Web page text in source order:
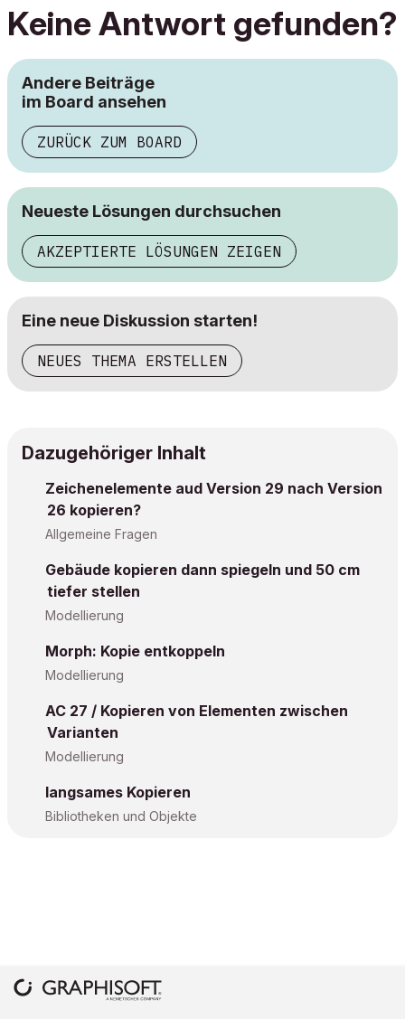
Keine Antwort gefunden?
Andere Beiträge
im Board ansehen
ZURÜCK ZUM BOARD
Neueste Lösungen durchsuchen
AKZEPTIERTE LÖSUNGEN ZEIGEN
Eine neue Diskussion starten!
NEUES THEMA ERSTELLEN
Dazugehöriger Inhalt
Zeichenelemente aud Version 29 nach Version
26 kopieren?
Allgemeine Fragen
Gebäude kopieren dann spiegeln und 50 cm
tiefer stellen
Modellierung
Morph: Kopie entkoppeln
Modellierung
AC 27 / Kopieren von Elementen zwischen
Varianten
Modellierung
langsames Kopieren
Bibliotheken und Objekte